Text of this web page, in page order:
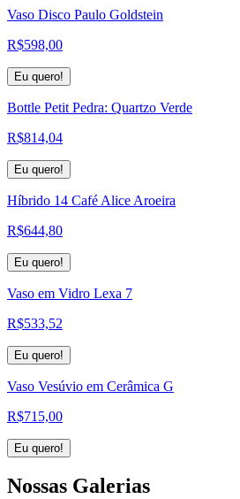
Vaso Disco Paulo Goldstein
R$598,00
Eu quero!
Bottle Petit Pedra: Quartzo Verde
R$814,04
Eu quero!
Híbrido 14 Café Alice Aroeira
R$644,80
Eu quero!
Vaso em Vidro Lexa 7
R$533,52
Eu quero!
Vaso Vesúvio em Cerâmica G
R$715,00
Eu quero!
Nossas Galerias